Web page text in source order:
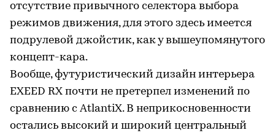
отсутствие привычного селектора выбора
режимов движения, для этого здесь имеется
подрулевой джойстик, как у вышеупомянутого
концепт-кара.
Вообще, футуристический дизайн интерьера
EXEED RX почти не претерпел изменений по
сравнению с AtlantiX. В неприкосновенности
остались высокий и широкий центральный